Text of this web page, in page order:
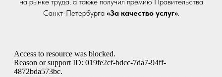
Санкт-Петербурга «За качество услуг».